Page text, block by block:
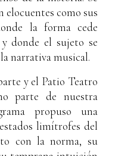
elocuentes como sus
la forma cede
donde el sujeto se
narrativa musical.
y el Patio Teatro
parte de nuestra
propuso una
limítrofes del
con la norma, su